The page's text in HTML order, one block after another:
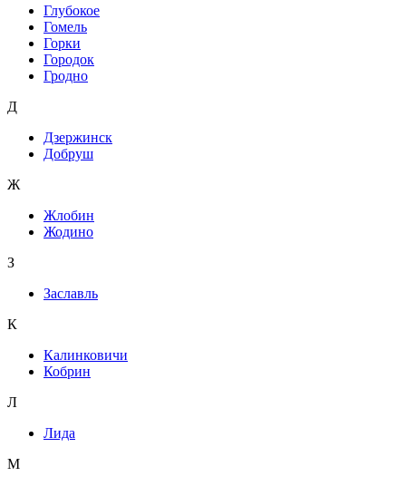
Глубокое
Гомель
Горки
Городок
Гродно
Д
Дзержинск
Добруш
Ж
Жлобин
Жодино
З
Заславль
К
Калинковичи
Кобрин
Л
Лида
М